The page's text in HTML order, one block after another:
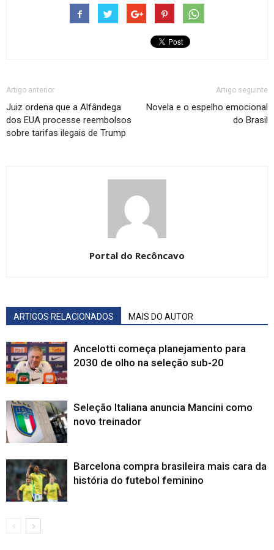
Artigo anterior
Juiz ordena que a Alfândega
dos EUA processe reembolsos
sobre tarifas ilegais de Trump
Artigo seguinte
Novela e o espelho emocional
do Brasil
Portal do Recôncavo
ARTIGOS RELACIONADOS MAIS DO AUTOR
Ancelotti começa planejamento para
2030 de olho na seleção sub-20
Seleção Italiana anuncia Mancini como
novo treinador
Barcelona compra brasileira mais cara da
história do futebol feminino